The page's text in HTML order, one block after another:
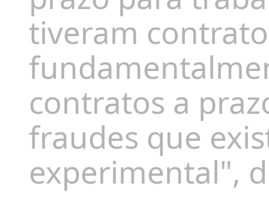
tiveram
contratos a
fraudes que
experimental",